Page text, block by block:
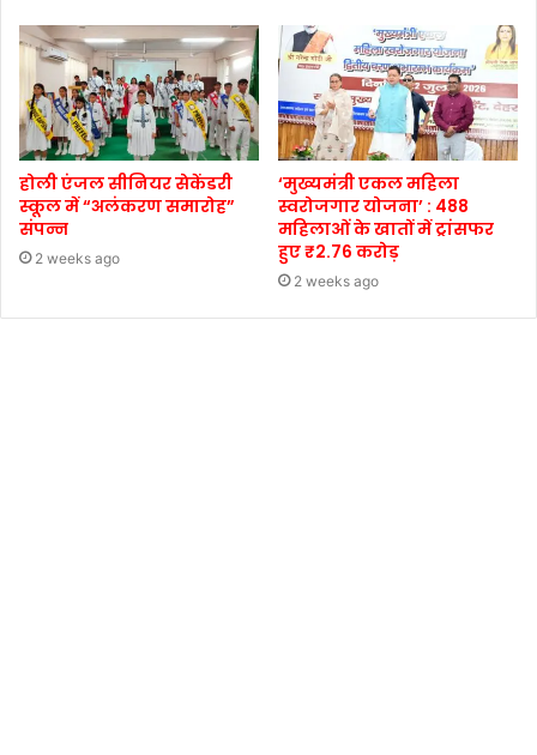
होली एंजल सीनियर सेकेंडरी
स्कूल में “अलंकरण समारोह”
संपन्न
2 weeks ago
‘मुख्यमंत्री एकल महिला
स्वरोजगार योजना’ : 488
महिलाओं के खातों में ट्रांसफर
हुए ₹2.76 करोड़
2 weeks ago